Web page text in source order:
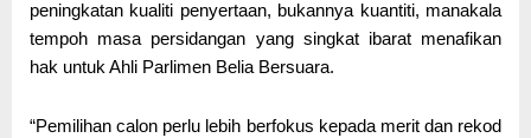
peningkatan kualiti penyertaan, bukannya kuantiti, manakala
tempoh masa persidangan yang singkat ibarat menafikan
hak untuk Ahli Parlimen Belia Bersuara.
“Pemilihan calon perlu lebih berfokus kepada merit dan rekod